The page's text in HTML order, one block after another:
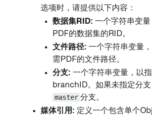
选项时，请提供以下内容：
数据集RID: 一个字符串变
PDF的数据集的RID。
文件路径: 一个字符串变量
需PDF的文件路径。
分支: 一个字符串变量，以
branchID。如果未指定分
master 分支。
媒体引用: 定义一个包含单个